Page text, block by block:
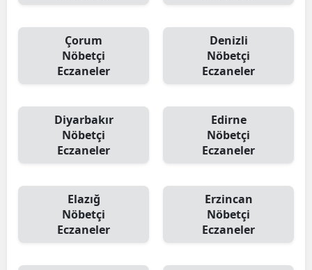
Çorum
Nöbetçi
Eczaneler
Denizli
Nöbetçi
Eczaneler
Diyarbakır
Nöbetçi
Eczaneler
Edirne
Nöbetçi
Eczaneler
Elazığ
Nöbetçi
Eczaneler
Erzincan
Nöbetçi
Eczaneler